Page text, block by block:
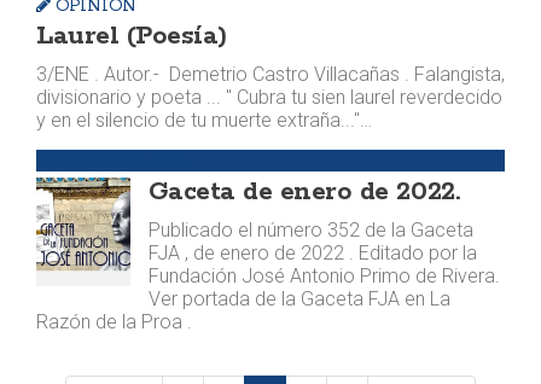
OPINIÓN
Laurel (Poesía)
3/ENE . Autor.- Demetrio Castro Villacañas . Falangista,
divisionario y poeta ... " Cubra tu sien laurel reverdecido
y en el silencio de tu muerte extraña..." ​…
Gaceta de enero de 2022.
Publicado el número 352 de la Gaceta
FJA , de enero de 2022 . Editado por la
Fundación José Antonio Primo de Rivera.
Ver portada de la Gaceta FJA en La
Razón de la Proa .